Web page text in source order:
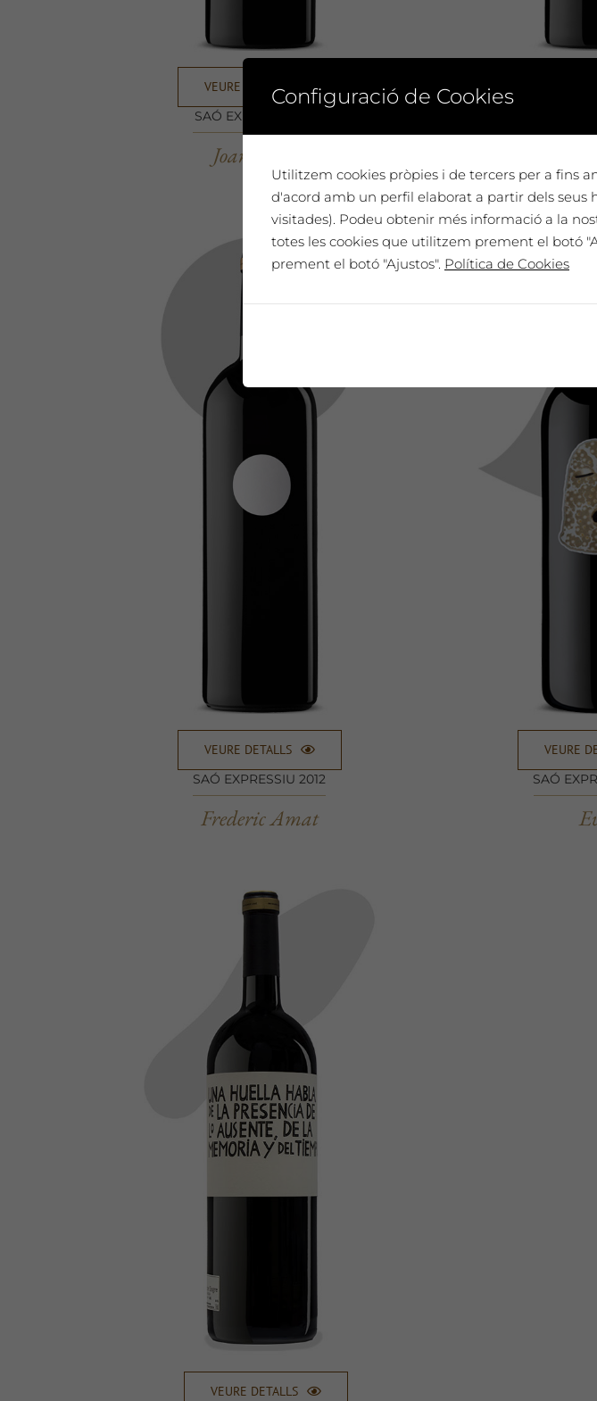
VEURE DETALLS
SAÓ EXPRESSIU 2011
Joan Brossa
VEURE DETALLS
SAÓ EXPRESSIU 2012
Frederic Amat
VEURE
SAÓ
VEURE DETALLS
Configuració de Cookies
Utilitzem cookies pròpies i de tercers per a fins
d'acord amb un perfil elaborat a partir dels seus
visitades). Podeu obtenir més informació a la
totes les cookies que utilitzem prement el botó
prement el botó "Ajustos". Política de Cookies